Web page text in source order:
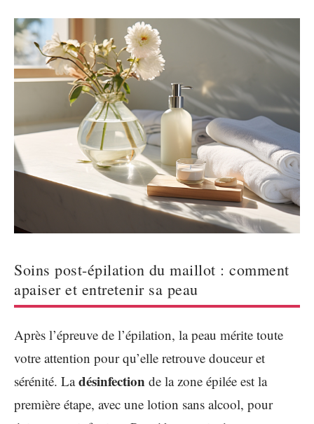
Soins post-épilation du maillot : comment
apaiser et entretenir sa peau
Après l’épreuve de l’épilation, la peau mérite toute
votre attention pour qu’elle retrouve douceur et
sérénité. Ladésinfection de la zone épilée est la
première étape, avec une lotion sans alcool, pour